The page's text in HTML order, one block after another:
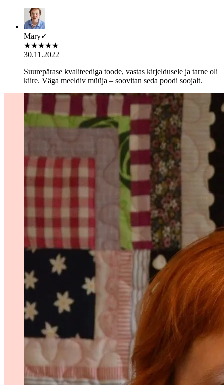
Mary✓
★★★★★
30.11.2022
Suurepärase kvaliteediga toode, vastas kirjeldusele ja tarne oli
kiire. Väga meeldiv müüja – soovitan seda poodi soojalt.